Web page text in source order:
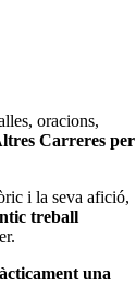
oracions,
Carreres per
i la seva afició,
treball
una